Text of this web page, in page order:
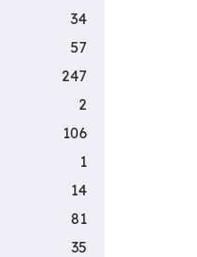
34
57
247
2
106
1
14
81
35